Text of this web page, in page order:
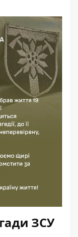
ЗСУ